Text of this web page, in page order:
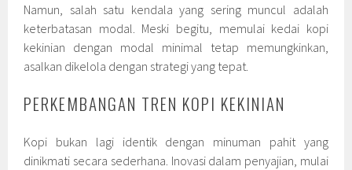
Namun, salah satu kendala yang sering muncul adalah
keterbatasan modal. Meski begitu, memulai kedai kopi
kekinian dengan modal minimal tetap memungkinkan,
asalkan dikelola dengan strategi yang tepat.
PERKEMBANGAN TREN KOPI KEKINIAN
Kopi bukan lagi identik dengan minuman pahit yang
dinikmati secara sederhana. Inovasi dalam penyajian, mulai